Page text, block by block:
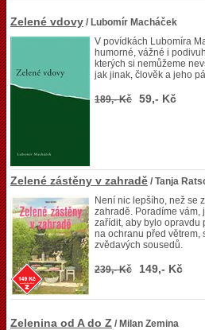
Zelené vdovy / Lubomír Macháček
V povídkách Lubomíra
humorné, vážné i
kterých si nemůžeme
jak jinak, člověk a jeho
189,- Kč 59,- Kč
Zelené zástěny v zahradě / Tanja
Není nic lepšího, než se
zahradě. Poradíme vám,
zařídit, aby bylo opravdu
na ochranu před větrem,
zvědavých sousedů.
239,- Kč 149,- Kč
Zelenina od A do Z / Milan Zemina